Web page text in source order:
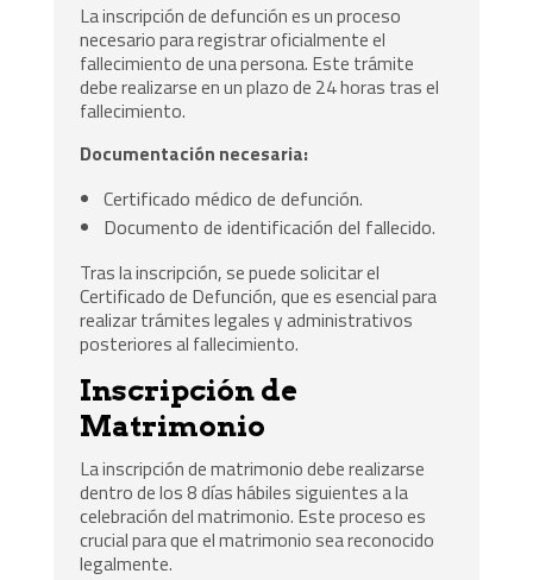
La inscripción de defunción es un proceso
necesario para registrar oficialmente el
fallecimiento de una persona. Este trámite
debe realizarse en un plazo de 24 horas tras el
fallecimiento.
Documentación necesaria:
Certificado médico de defunción.
Documento de identificación del fallecido.
Tras la inscripción, se puede solicitar el
Certificado de Defunción, que es esencial para
realizar trámites legales y administrativos
posteriores al fallecimiento.
Inscripción de
Matrimonio
La inscripción de matrimonio debe realizarse
dentro de los 8 días hábiles siguientes a la
celebración del matrimonio. Este proceso es
crucial para que el matrimonio sea reconocido
legalmente.